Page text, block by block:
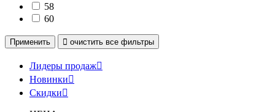
58
60
Применить  очистить все фильтры
Лидеры продаж
Новинки
Скидки